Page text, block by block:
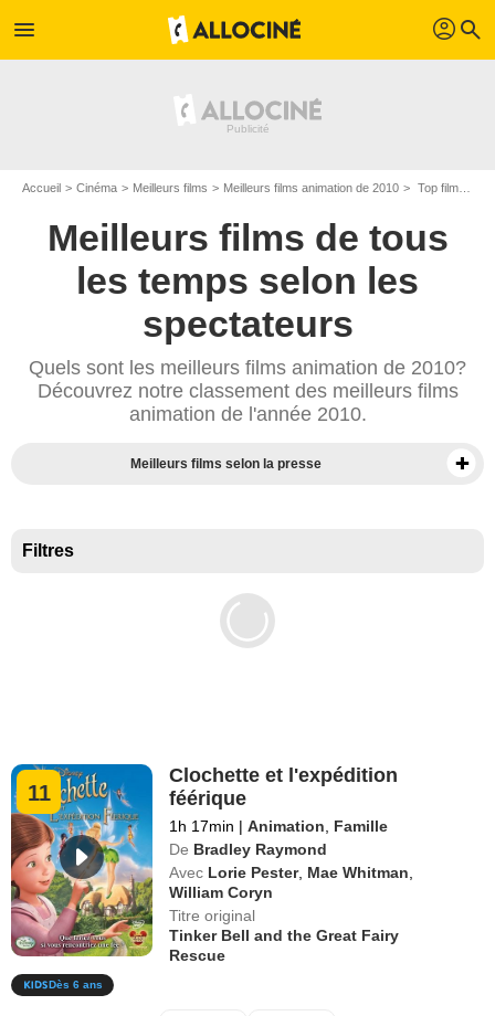
menu profil search
Accueil Cinéma Meilleurs films Meilleurs films animation de 2010 Top films animation de 2010 - Page 2
Meilleurs films de tous
les temps selon les
spectateurs
Quels sont les meilleurs films animation de 2010?
Découvrez notre classement des meilleurs films
animation de l'année 2010.
Meilleurs films selon la presse
Filtres
11
Clochette et l'expédition
féérique
1h 17min | Animation
Famille
De Bradley Raymond
Avec Lorie Pester, Mae Whitman
William Coryn
Titre original
Tinker Bell and the Great Fairy
Rescue
Dès 6 ans